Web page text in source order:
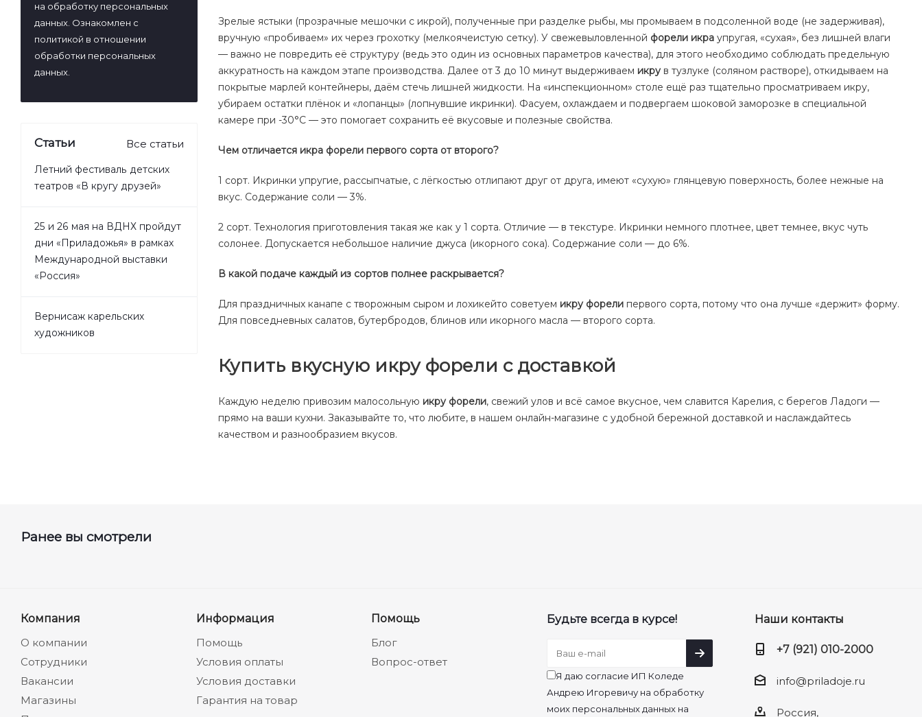
Зрелые ястыки (прозрачные мешочки с икрой), полученные при разделке рыбы, мы промываем в подсоленной воде (не задерживая),
вручную «пробиваем» их через грохотку (мелкоячеистую сетку). У свежевыловленной форели икра упругая, «сухая», без лишней влаги
— важно не повредить её структуру (ведь это один из основных параметров качества), для этого необходимо соблюдать предельную
аккуратность на каждом этапе производства. Далее от 3 до 10 минут выдерживаем икру в тузлуке (соляном растворе), откидываем на
покрытые марлей контейнеры, даём стечь лишней жидкости. На «инспекционном» столе ещё раз тщательно просматриваем икру,
убираем остатки плёнок и «лопанцы» (лопнувшие икринки). Фасуем, охлаждаем и подвергаем шоковой заморозке в специальной
камере при -30°С — это помогает сохранить её вкусовые и полезные свойства.
Чем отличается икра форели первого сорта от второго?
1 сорт. Икринки упругие, рассыпчатые, с лёгкостью отлипают друг от друга, имеют «сухую» глянцевую поверхность, более нежные на
вкус. Содержание соли — 3%.
2 сорт. Технология приготовления такая же как у 1 сорта. Отличие — в текстуре. Икринки немного плотнее, цвет темнее, вкус чуть
солонее. Допускается небольшое наличие джуса (икорного сока). Содержание соли — до 6%.
В какой подаче каждый из сортов полнее раскрывается?
Для праздничных канапе с творожным сыром и лохикейто советуем икру форели первого сорта, потому что она лучше «держит» форму.
Для повседневных салатов, бутербродов, блинов или икорного масла — второго сорта.
Купить вкусную икру форели с доставкой
Каждую неделю привозим малосольную икру форели, свежий улов и всё самое вкусное, чем славится Карелия, с берегов Ладоги —
прямо на ваши кухни. Заказывайте то, что любите, в нашем онлайн-магазине с удобной бережной доставкой и наслаждайтесь
качеством и разнообразием вкусов.
на обработку персональных
данных. Ознакомлен с
политикой в отношении
обработки персональных
данных.
Статьи Все статьи
Летний фестиваль детских
театров «В кругу друзей»
25 и 26 мая на ВДНХ пройдут
дни «Приладожья» в рамках
Международной выставки
«Россия»
Вернисаж карельских
художников
Ранее вы смотрели
Компания
О компании
Сотрудники
Вакансии
Магазины
Информация
Помощь
Условия оплаты
Условия доставки
Гарантия на товар
Помощь
Блог
Вопрос-ответ
Будьте всегда в курсе!
Я даю согласие ИП Коледе
Андрею Игоревичу на обработку
моих персональных данных на
Наши контакты
+7 (921) 010-2000
info@priladoje.ru
Россия,